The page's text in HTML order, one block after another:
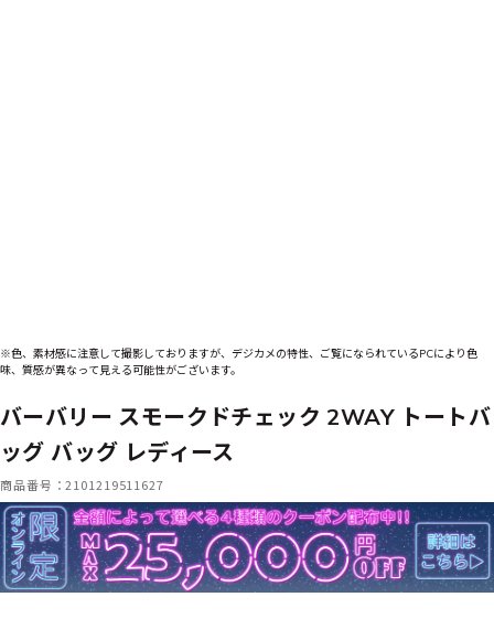
※色、素材感に注意して撮影しておりますが、デジカメの特性、ご覧になられているPCにより色
味、質感が異なって見える可能性がございます。
バーバリー スモークドチェック 2WAY トートバ
ッグ バッグ レディース
商品番号：2101219511627